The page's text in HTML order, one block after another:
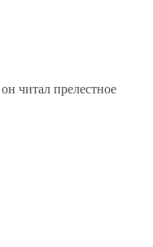
читал прелестное